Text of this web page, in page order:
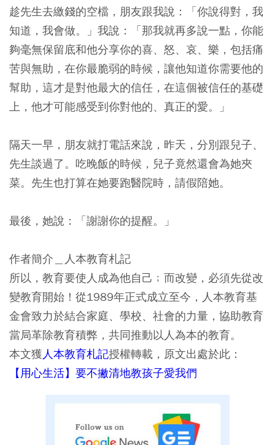
趁先生去繳錢的空檔，朋友跟我說：「你說得對，我
知道，我會做。」我說：「那我就再多說一點，你能
夠毫無保留底和他分享你的喜、怒、哀、樂，包括痛
苦與無助，在你最脆弱的時候，讓他知道你需要他的
幫助，這才是對他最大的信任，在這個被信任的基礎
上，他才可能感受到你對他的、真正的愛。」
隔天一早，朋友就打電話來說，昨天，分別跟兒子、
先生談過了。吃晚飯的時候，兒子竟然還會為她夾
菜。先生也打算在她要跑醫院時，請假陪她。
最後，她說：「謝謝你的提醒。」
作者簡介＿人本教育札記
所以，教育要使人成為他自己﹔而改變，必須先從改
變教育開始！從1989年正式成立至今，人本教育基
金會致力於結合家庭、學校、社會的力量，協助教育
當局革除教育積弊，共同推動以人為本的教育。
本文獲人本教育札記授權轉載，原文出處於此：
【用心生活】要不撇清地教孩子愛我們